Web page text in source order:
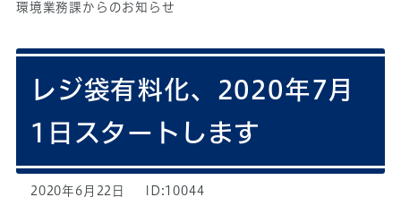
環境業務課からのお知らせ
レジ袋有料化、2020年7月
1日スタートします
2020年6月22日 ID:10044